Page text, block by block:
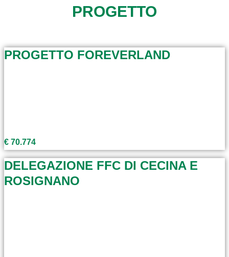
PROGETTO
PROGETTO FOREVERLAND
€ 70.774
DELEGAZIONE FFC DI CECINA E
ROSIGNANO